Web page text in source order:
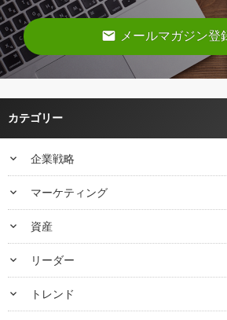
email メールマガジン登
カテゴリー
keyboard_arrow_down 企業戦略
keyboard_arrow_down マーケティング
keyboard_arrow_down 資産
keyboard_arrow_down リーダー
keyboard_arrow_down トレンド